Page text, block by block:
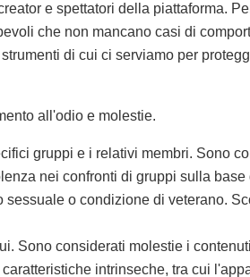
e spettatori della piattaforma.
che non mancano casi di
di cui ci serviamo per
all'odio e molestie.
gruppi e i relativi membri. Sono
nei confronti di gruppi sulla
o condizione di veterano.
Sono considerati molestie i
intrinseche, tra cui